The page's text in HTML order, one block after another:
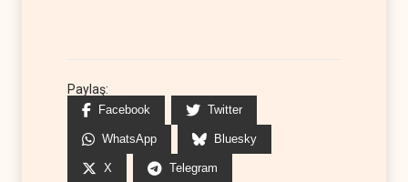
Paylaş:
Facebook Twitter
WhatsApp Bluesky
X Telegram